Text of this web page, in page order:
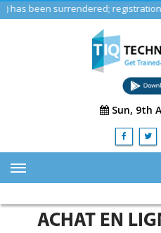
been surrendered; registration
Sun, 9th
ABOUT US
ACHAT EN